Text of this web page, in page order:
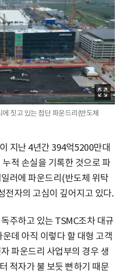
짓고 있는 첨단 파운드리(반도체
지난 4년간 394억5200만대
적 손실을 기록한 것으로 파
러에 파운드리(반도체 위탁
전자의 고심이 깊어지고 있다.
주하고 있는 TSMC조차 대규
데 아직 이렇다 할 대형 고객
파운드리 사업부의 경우 생
적자가 불 보듯 뻔하기 때문